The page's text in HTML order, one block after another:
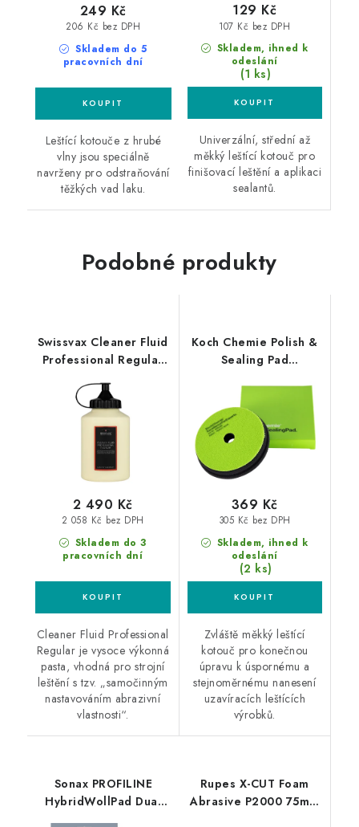
Skladem do 5
pracovních dní
206 Kč bez DPH
249 Kč
Leštící kotouče z hrubé
vlny jsou speciálně
navrženy pro odstraňování
těžkých vad laku.
Skladem, ihned k
odeslání
(1 ks)
107 Kč bez DPH
129 Kč
Univerzální, střední až
měkký leštící kotouč pro
finišovací leštění a aplikaci
sealantů.
Podobné produkty
Swissvax Cleaner Fluid
Professional Regular
Skladem do 3
pracovních dní
2 058 Kč bez DPH
2 490 Kč
Cleaner Fluid Professional
Regular je vysoce výkonná
pasta, vhodná pro strojní
leštění s tzv. „samočinným
nastavováním abrazivní
vlastnosti“.
Koch Chemie Polish &
Sealing Pad
kotouč
Skladem, ihned k
odeslání
(2 ks)
305 Kč bez DPH
369 Kč
Zvláště měkký leštící
kotouč pro konečnou
úpravu k úspornému a
stejnoměrnému nanesení
uzavíracích leštících
výrobků.
Sonax PROFILINE
HybridWollPad Dual
Rupes X-CUT Foam
Abrasive P2000 75mm